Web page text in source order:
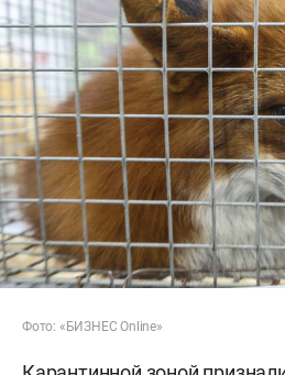
Фото: «БИЗНЕС Online»